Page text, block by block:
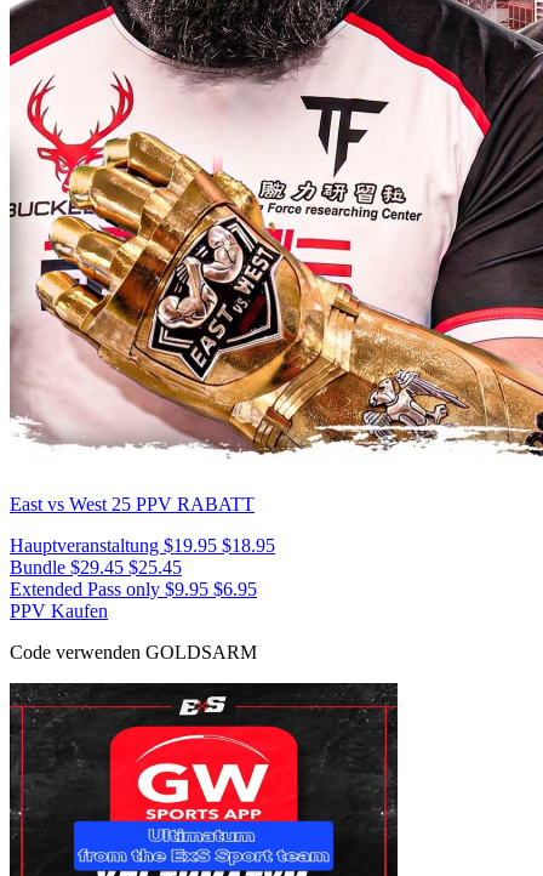
East vs West 25 PPV RABATT
Hauptveranstaltung $19.95 $18.95
Bundle $29.45 $25.45
Extended Pass only $9.95 $6.95
PPV Kaufen
Code verwenden GOLDSARM